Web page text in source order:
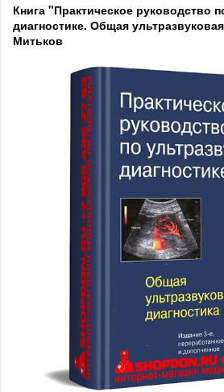
Книга "Практическое руководство
диагностике. Общая
Митьков